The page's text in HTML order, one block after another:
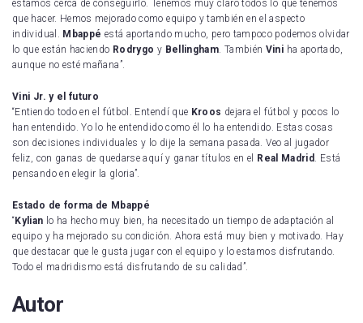
estamos cerca de conseguirlo. Tenemos muy claro todos lo que tenemos
que hacer. Hemos mejorado como equipo y también en el aspecto
individual. Mbappé está aportando mucho, pero tampoco podemos olvidar
lo que están haciendo Rodrygo y Bellingham. También Vini ha aportado,
aunque no esté mañana”.
Vini Jr. y el futuro
“Entiendo todo en el fútbol. Entendí que Kroos dejara el fútbol y pocos lo
han entendido. Yo lo he entendido como él lo ha entendido. Estas cosas
son decisiones individuales y lo dije la semana pasada. Veo al jugador
feliz, con ganas de quedarse aquí y ganar títulos en el
Real Madrid . Está
pensando en elegir la gloria”.
Estado de forma de Mbappé
“ Kylian lo ha hecho muy bien, ha necesitado un tiempo de adaptación al
equipo y ha mejorado su condición. Ahora está muy bien y motivado. Hay
que destacar que le gusta jugar con el equipo y lo estamos disfrutando.
Todo el madridismo está disfrutando de su calidad”.
Autor